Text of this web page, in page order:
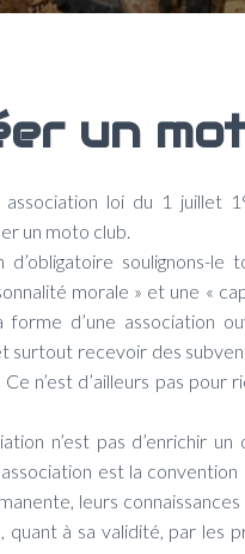
un
loi du 1 juillet
un moto club.
soulignons-
morale » et une «
forme d’une association
surtout recevoir des
n’est d’ailleurs pas pour
n’est pas d’enrichir
est la
leurs
à sa validité, par les